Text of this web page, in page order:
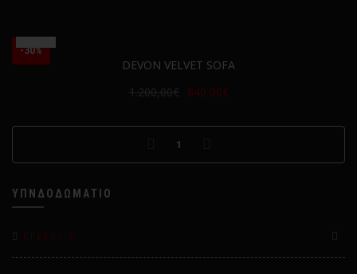
-30%
DEVON VELVET SOFA
1.200,00€
840,00€
1
ΥΠΝΔΟΔΩΜΆΤΙΟ
ΚΡΕΒΆΤΙΑ